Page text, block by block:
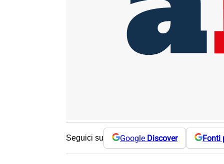
Seguici su Google Discover Fonti